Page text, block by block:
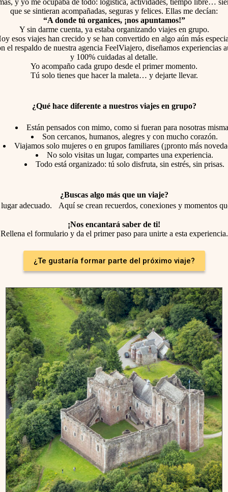
que se sintieran acompañadas, seguras y felices. Ellas me decían:
“A donde tú organices, ¡nos apuntamos!”
Y sin darme cuenta, ya estaba organizando viajes en grupo.
esos viajes han crecido y se han convertido en algo aún más
el respaldo de nuestra agencia FeelViajero, diseñamos experiencias
y 100% cuidadas al detalle.
Yo acompaño cada grupo desde el primer momento.
Tú solo tienes que hacer la maleta… y dejarte llevar.
¿Qué hace diferente a nuestros viajes en grupo?
Están pensados con mimo, como si fueran para nosotras
Son cercanos, humanos, alegres y con mucho corazón.
Viajamos solo mujeres o en grupos familiares (¡pronto más
No solo visitas un lugar, compartes una experiencia.
Todo está organizado: tú solo disfruta, sin estrés, sin prisas.
¿Buscas algo más que un viaje?
lugar adecuado. Aquí se crean recuerdos, conexiones y momentos
¡Nos encantará saber de ti!
Rellena el formulario y da el primer paso para unirte a esta experiencia.
¿Te gustaría formar parte del próximo viaje?